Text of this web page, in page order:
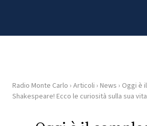
HOME
RADIO
Radio Monte Carlo › Articoli › News › Oggi è
Shakespeare! Ecco le curiosità sulla sua vita